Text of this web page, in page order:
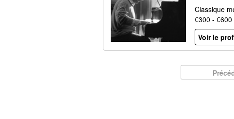
Classique
€300 - €600
Voir le